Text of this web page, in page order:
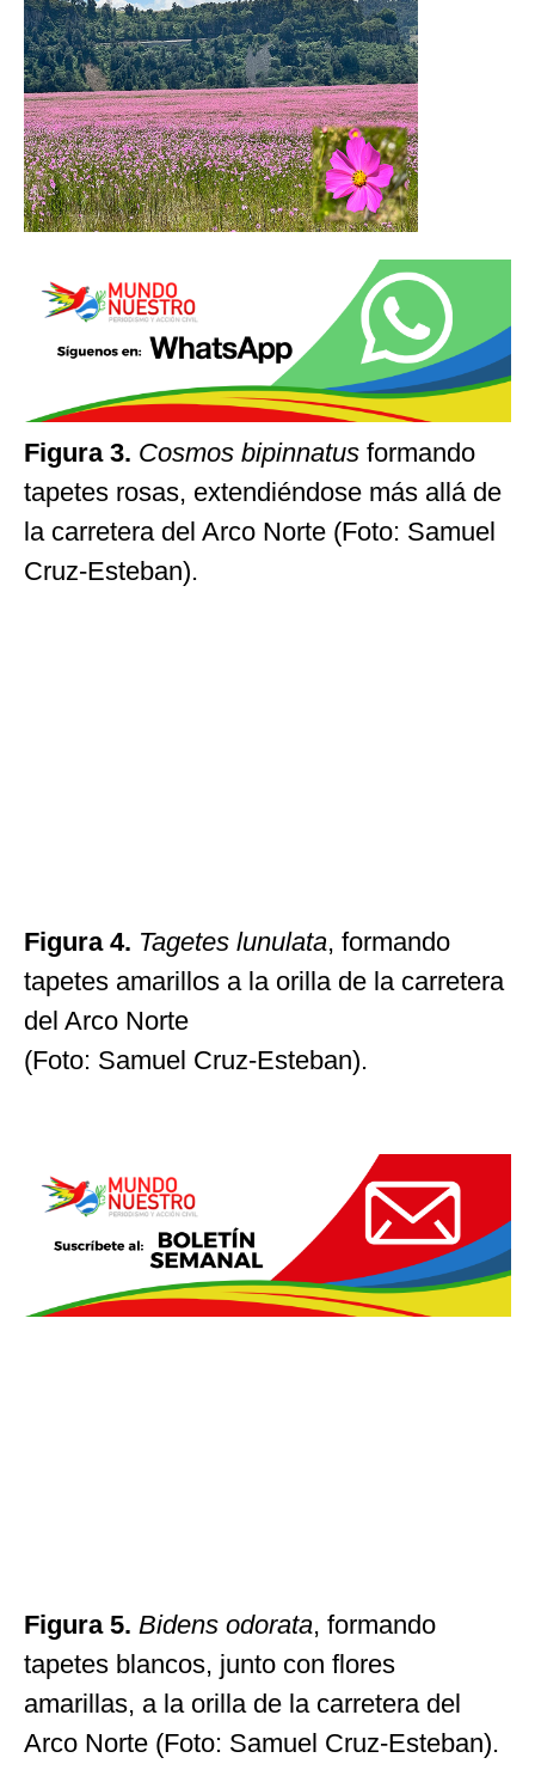
Figura 3. Cosmos bipinnatus formando
tapetes rosas, extendiéndose más allá de
la carretera del Arco Norte (Foto: Samuel
Cruz-Esteban).
Figura 4. Tagetes lunulata, formando
tapetes amarillos a la orilla de la carretera
del Arco Norte
(Foto: Samuel Cruz-Esteban).
Figura 5. Bidens odorata, formando
tapetes blancos, junto con flores
amarillas, a la orilla de la carretera del
Arco Norte (Foto: Samuel Cruz-Esteban).